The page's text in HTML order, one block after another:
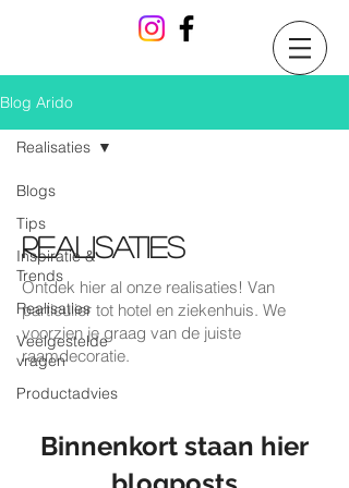
Blog Arido
Blogs
Tips
Inspiratie &
Trends
Realisaties
Veelgestelde
vragen
Productadvies
Realisaties
Realisaties
Ontdek hier al onze realisaties! Van
particulier tot hotel en ziekenhuis. We
voorzien je graag van de juiste
raamdecoratie.
Binnenkort staan hier